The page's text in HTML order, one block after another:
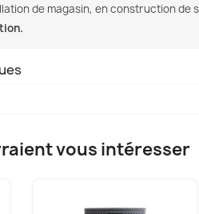
de magasin, en construction de
vous intéresser